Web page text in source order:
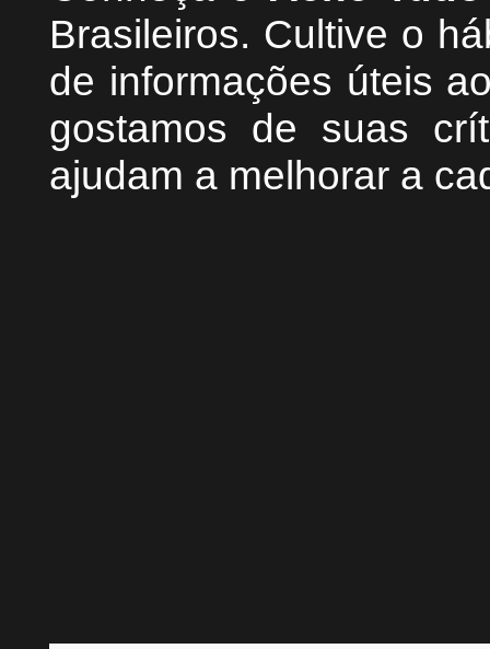
Brasileiros. Cultive o
de informações úteis
gostamos de suas
ajudam a melhorar a